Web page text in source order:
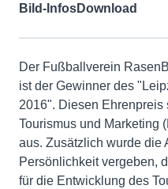
Bild-InfosDownload
Der Fußballverein
ist der Gewinner des
2016". Diesen Ehrenpreis
Tourismus und Marketing
aus. Zusätzlich wurde die
Persönlichkeit vergeben,
für die Entwicklung des